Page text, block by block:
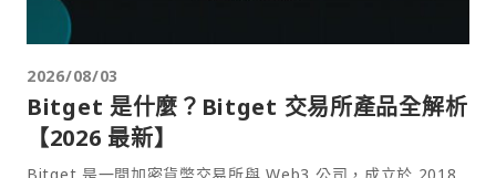
2026/08/03
Bitget 是什麼？Bitget 交易所產品全解析
【2026 最新】